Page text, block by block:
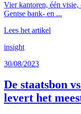
Vier kantoren, één visie,
Gentse bank- en ...
Lees het artikel
insight
30/08/2023
De staatsbon
levert het